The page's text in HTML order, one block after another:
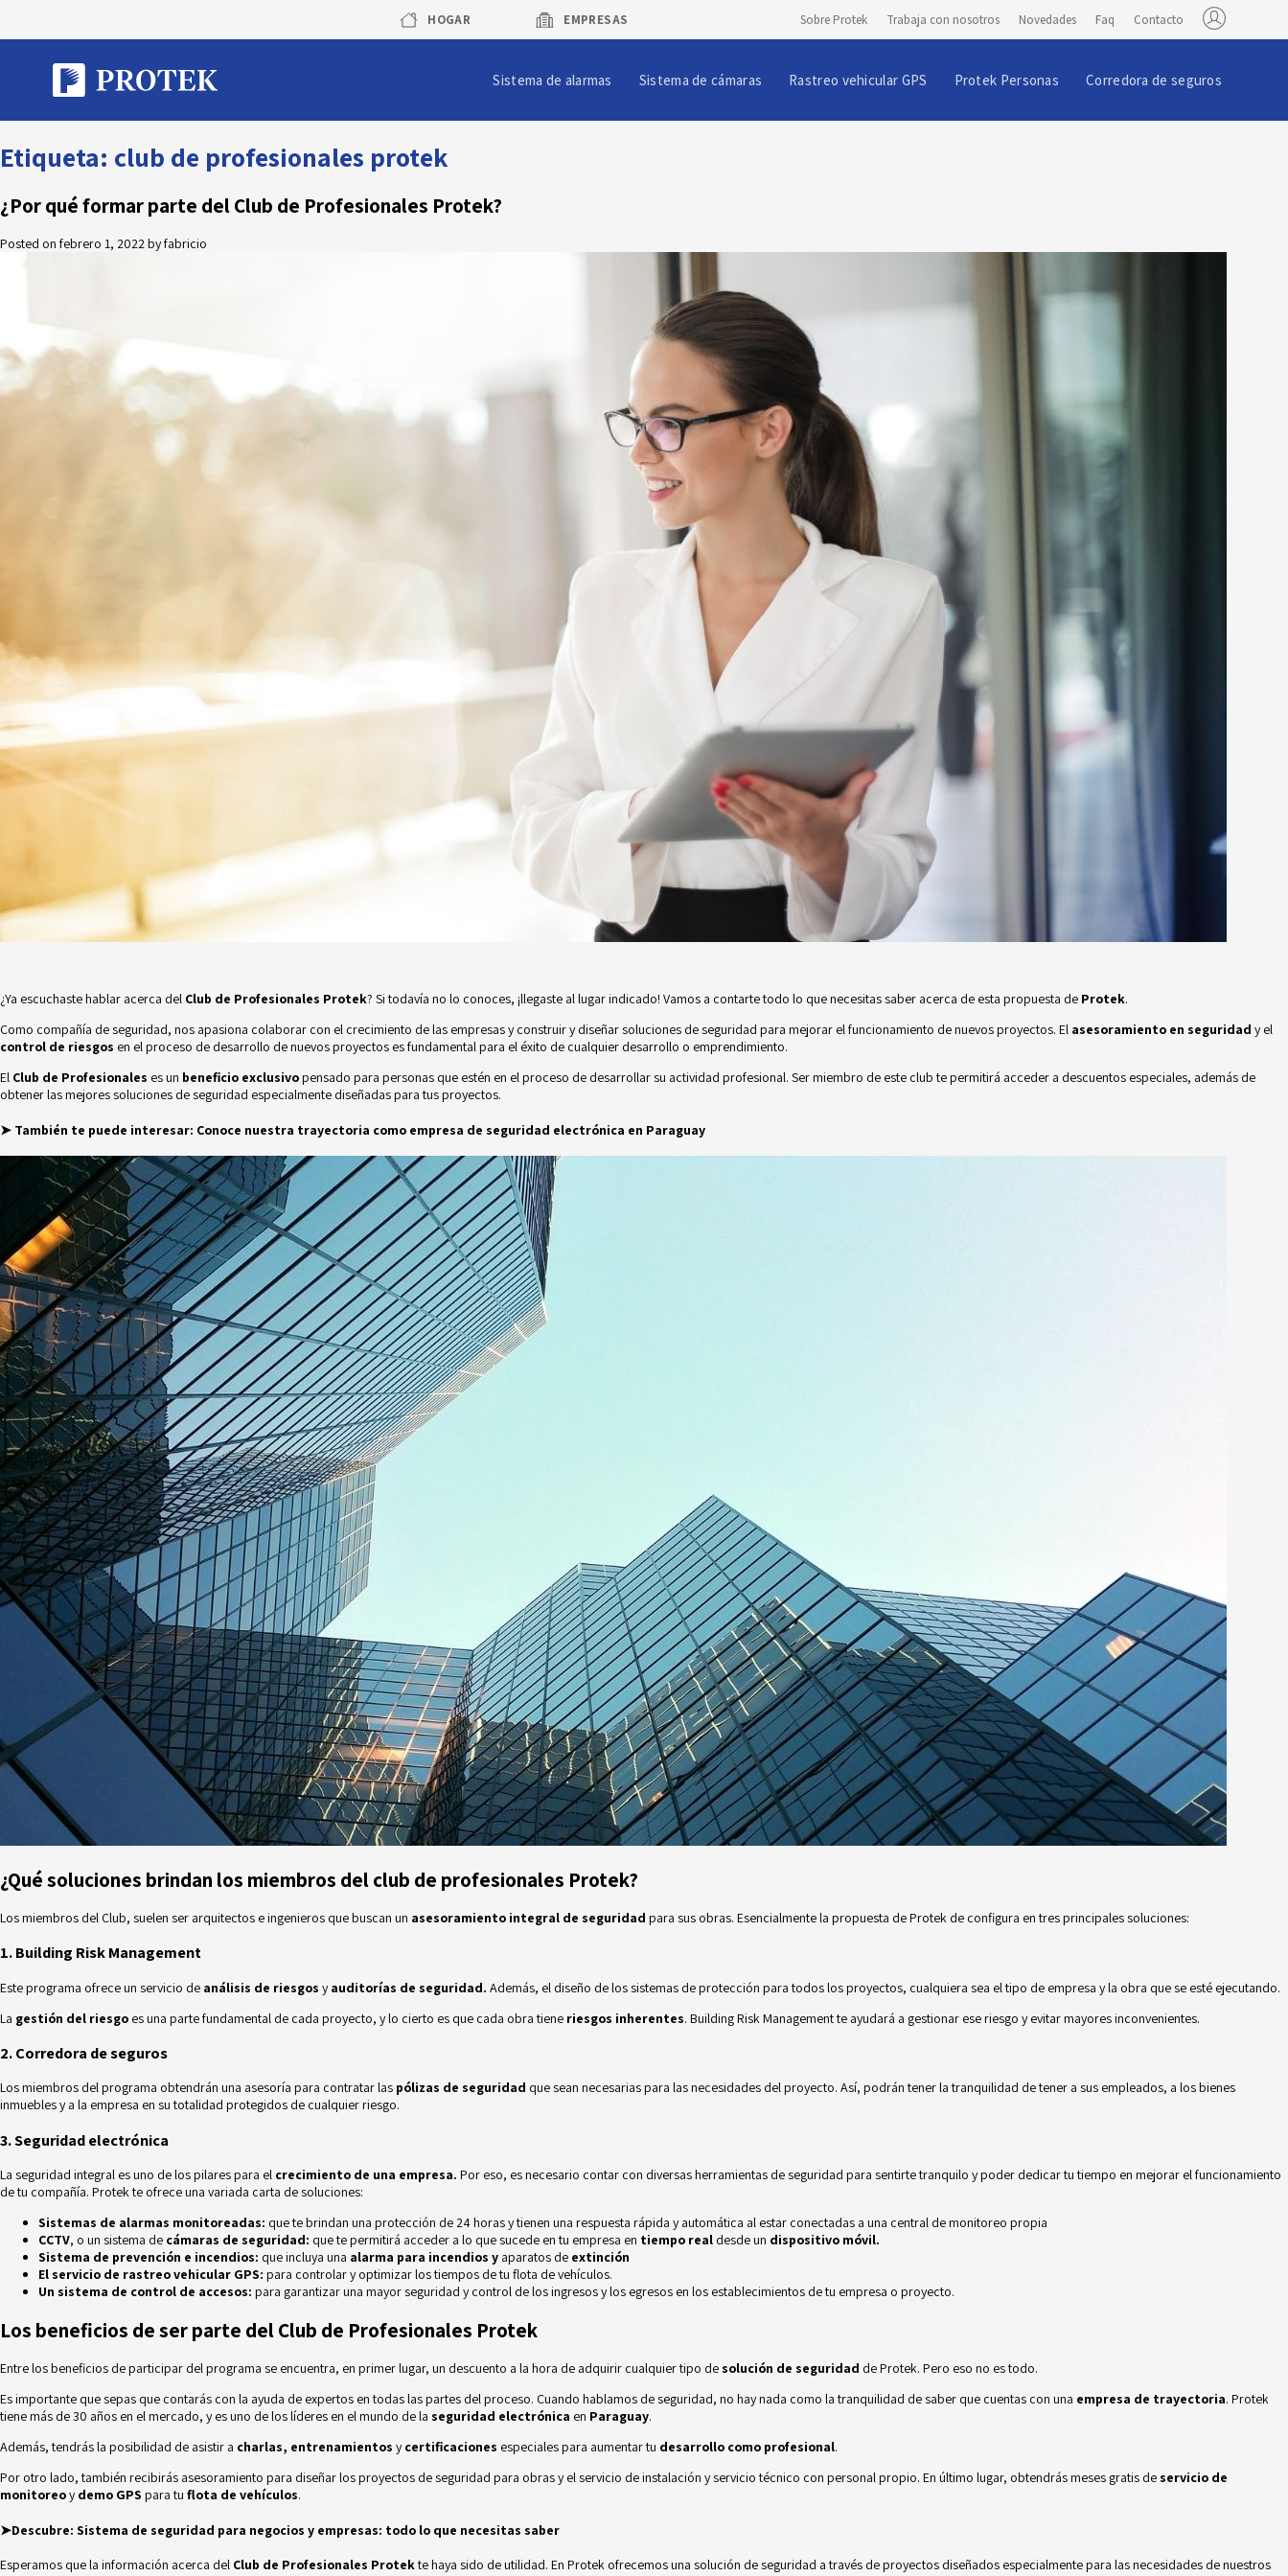
content
HOGAR EMPRESAS Sobre Protek Trabaja con nosotros Novedades Faq Contacto
Sistema de alarmas Sistema de cámaras Rastreo vehicular GPS Protek Personas Corredora de seguros
Etiqueta: club de profesionales protek
¿Por qué formar parte del Club de Profesionales Protek?
Posted on febrero 1, 2022byfabricio
¿Ya escuchaste hablar acerca del Club de Profesionales Protek? Si todavía no lo conoces, ¡llegaste al lugar indicado! Vamos a contarte todo lo que necesitas saber acerca de esta propuesta de Protek.
Como compañía de seguridad, nos apasiona colaborar con el crecimiento de las empresas y construir y diseñar soluciones de seguridad para mejorar el funcionamiento de nuevos proyectos. El asesoramiento en seguridad y el
control de riesgos en el proceso de desarrollo de nuevos proyectos es fundamental para el éxito de cualquier desarrollo o emprendimiento.
El Club de Profesionales es un beneficio exclusivopensado para personas que estén en el proceso de desarrollar su actividad profesional. Ser miembro de este club te permitirá acceder a descuentos especiales, además de
obtener las mejores soluciones de seguridad especialmente diseñadas para tus proyectos.
➤ También te puede interesar: Conoce nuestra trayectoria como empresa de seguridad electrónica en Paraguay
¿Qué soluciones brindan los miembros del club de profesionales Protek?
Los miembros del Club, suelen ser arquitectos e ingenieros que buscan un asesoramiento integral de seguridad para sus obras. Esencialmente la propuesta de Protek de configura en tres principales soluciones:
1. Building Risk Management
Este programa ofrece un servicio de análisis de riesgos yauditorías de seguridad. Además, el diseño de los sistemas de protección para todos los proyectos, cualquiera sea el tipo de empresa y la obra que se esté ejecutando.
La gestión del riesgo es una parte fundamental de cada proyecto, y lo cierto es que cada obra tiene riesgos inherentes. Building Risk Management te ayudará a gestionar ese riesgo y evitar mayores inconvenientes.
2. Corredora de seguros
Los miembros del programa obtendrán una asesoría para contratar las pólizas de seguridad que sean necesarias para las necesidades del proyecto. Así, podrán tener la tranquilidad de tener a sus empleados, a los bienes
inmuebles y a la empresa en su totalidad protegidos de cualquier riesgo.
3. Seguridad electrónica
La seguridad integral es uno de los pilares para el crecimiento de una empresa. Por eso, es necesario contar con diversas herramientas de seguridad para sentirte tranquilo y poder dedicar tu tiempo en mejorar el funcionamiento
de tu compañía. Protek te ofrece una variada carta de soluciones:
Sistemas de alarmas monitoreadas: que te brindan una protección de 24 horas y tienen una respuesta rápida y automática al estar conectadas a una central de monitoreo propia
CCTV, o un sistema de cámaras de seguridad: que te permitirá acceder a lo que sucede en tu empresa en tiempo real desde un dispositivo móvil.
Sistema de prevención e incendios: que incluya una alarma para incendios y aparatos de extinción
El servicio de rastreo vehicular GPS: para controlar y optimizar los tiempos de tu flota de vehículos.
Un sistema de control de accesos: para garantizar una mayor seguridad y control de los ingresos y los egresos en los establecimientos de tu empresa o proyecto.
Los beneficios de ser parte del Club de Profesionales Protek
Entre los beneficios de participar del programa se encuentra, en primer lugar, un descuento a la hora de adquirir cualquier tipo de solución de seguridad de Protek. Pero eso no es todo.
Es importante que sepas que contarás con la ayuda de expertos en todas las partes del proceso. Cuando hablamos de seguridad, no hay nada como la tranquilidad de saber que cuentas con una empresa de trayectoria. Protek
tiene más de 30 años en el mercado, y es uno de los líderes en el mundo de la seguridad electrónica en Paraguay.
Además, tendrás la posibilidad de asistir a charlas, entrenamientos ycertificaciones especiales para aumentar tu desarrollo como profesional.
Por otro lado, también recibirás asesoramiento para diseñar los proyectos de seguridad para obras y el servicio de instalación y servicio técnico con personal propio. En último lugar, obtendrás meses gratis de servicio de
monitoreoydemo GPS para tu flota de vehículos.
➤Descubre: Sistema de seguridad para negocios y empresas: todo lo que necesitas saber
Esperamos que la información acerca del Club de Profesionales Protekte haya sido de utilidad. En Protek ofrecemos una solución de seguridad a través de proyectos diseñados especialmente para las necesidades de nuestros